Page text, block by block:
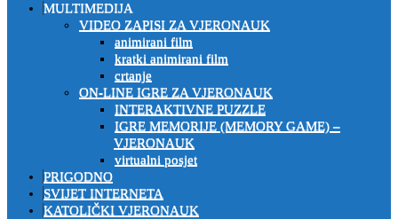
MULTIMEDIJA
VIDEO ZAPISI ZA VJERONAUK
animirani film
kratki animirani film
crtanje
ON-LINE IGRE ZA VJERONAUK
INTERAKTIVNE PUZZLE
IGRE MEMORIJE (MEMORY GAME) –
VJERONAUK
virtualni posjet
PRIGODNO
SVIJET INTERNETA
KATOLIČKI VJERONAUK